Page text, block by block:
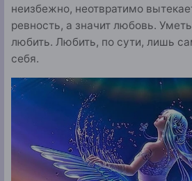
неизбежно, неотвратимо
ревность, а значит любовь.
любить. Любить, по сути, лишь
себя.